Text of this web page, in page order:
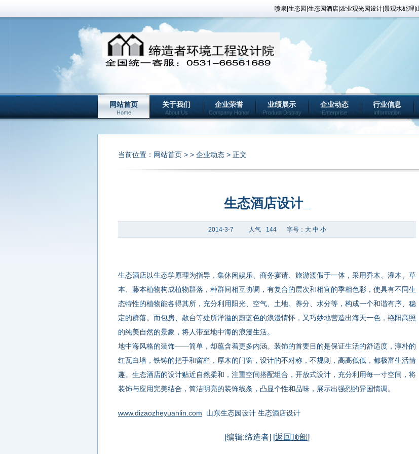
喷泉|生态园|生态园酒店|农业观光园设计|景观水处理
网站首页
Home
关于我们
About Us
企业荣誉
Company Honor
业绩展示
Product Display
企业动态
Enterprise
行业信息
Information
当前位置： 网站首页 > > 企业动态 > 正文
生态酒店设计_
2014-3-7 人气 144 字号： 大 中 小
生态酒店以生态学原理为指导，集休闲娱乐、商务宴请、旅游渡假于一体，采用乔木、灌木、草
本、藤本植物构成植物群落，种群间相互协调，有复合的层次和相宜的季相色彩，使具有不同生
态特性的植物能各得其所，充分利用阳光、空气、土地、养分、水分等，构成一个和谐有序、稳
定的群落。而包房、散台等处所洋溢的蔚蓝色的浪漫情怀，又巧妙地营造出海天一色，艳阳高照
的纯美自然的景象，将人带至地中海的浪漫生活。
地中海风格的装饰——简单，却蕴含着更多内涵。装饰的首要目的是保证生活的舒适度，淳朴的
红瓦白墙，铁铸的把手和窗栏，厚木的门窗，设计的不对称，不规则，高高低低，都极富生活情
趣。生态酒店的设计贴近自然柔和，注重空间搭配组合，开放式设计，充分利用每一寸空间，将
装饰与应用完美结合，简洁明亮的装饰线条，凸显个性和品味，展示出强烈的异国情调。
www.dizaozheyuanlin.com 山东生态园设计 生态酒店设计
[编辑:缔造者] [返回顶部]